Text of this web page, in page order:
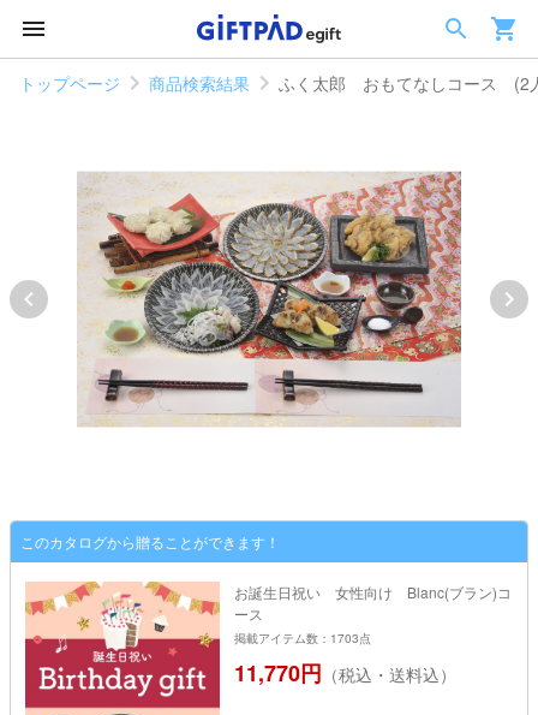
トップページ 商品検索結果 ふく太郎 おもてなしコース (2
このカタログから贈ることができます！
お誕生日祝い 女性向け Blanc(ブラン)コ
ース
掲載アイテム数：1703点
11,770円 （税込・送料込）